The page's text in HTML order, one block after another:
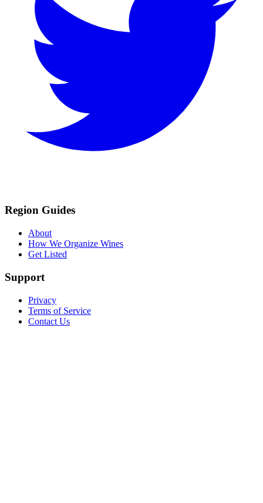
Region Guides
About
How We Organize Wines
Get Listed
Support
Privacy
Terms of Service
Contact Us